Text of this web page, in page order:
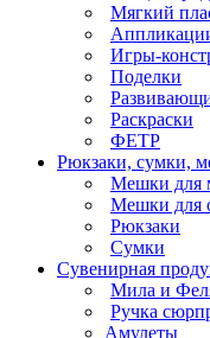
Мягкий
Игры-
Поделки
Раскраски
ФЕТР
Рюкзаки, сумки,
Мешки для
Мешки для
Рюкзаки
Сумки
Сувенирная
Мила и
Ручка
Амулеты